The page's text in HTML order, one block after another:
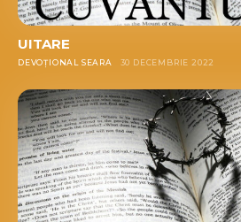
UITARE
DEVOȚIONAL SEARA 30 DECEMBRIE 2022